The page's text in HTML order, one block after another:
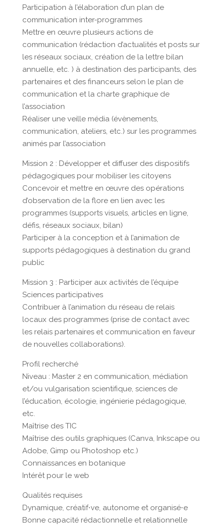
Participation à l’élaboration d’un plan de
communication inter-programmes
Mettre en œuvre plusieurs actions de
communication (rédaction d’actualités et posts sur
les réseaux sociaux, création de la lettre bilan
annuelle, etc. ) à destination des participants, des
partenaires et des financeurs selon le plan de
communication et la charte graphique de
l’association
Réaliser une veille média (évènements,
communication, ateliers, etc.) sur les programmes
animés par l’association
Mission 2 : Développer et diffuser des dispositifs
pédagogiques pour mobiliser les citoyens
Concevoir et mettre en œuvre des opérations
d’observation de la flore en lien avec les
programmes (supports visuels, articles en ligne,
défis, réseaux sociaux, bilan)
Participer à la conception et à l’animation de
supports pédagogiques à destination du grand
public
Mission 3 : Participer aux activités de l’équipe
Sciences participatives
Contribuer à l’animation du réseau de relais
locaux des programmes (prise de contact avec
les relais partenaires et communication en faveur
de nouvelles collaborations).
Profil recherché
Niveau : Master 2 en communication, médiation
et/ou vulgarisation scientifique, sciences de
l’éducation, écologie, ingénierie pédagogique,
etc.
Maîtrise des TIC
Maîtrise des outils graphiques (Canva, Inkscape ou
Adobe, Gimp ou Photoshop etc.)
Connaissances en botanique
Intérêt pour le web
Qualités requises
Dynamique, créatif⋅ve, autonome et organisé⋅e
Bonne capacité rédactionnelle et relationnelle